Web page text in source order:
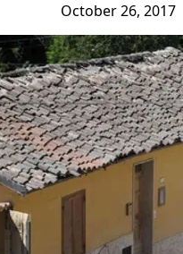
October 26, 2017